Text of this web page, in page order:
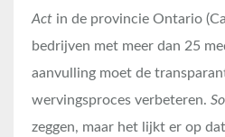
Act in de provincie Ontario
bedrijven met meer dan 25
aanvulling moet de
wervingsproces verbeteren.
zeggen, maar het lijkt er op